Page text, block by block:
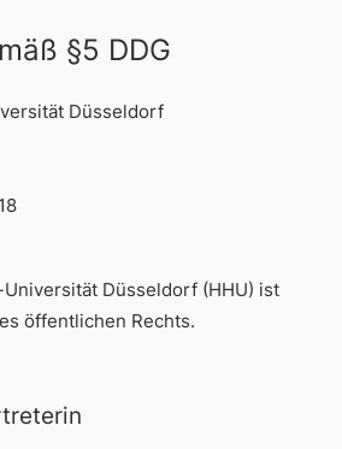
§5 DDG
Düsseldorf
Düsseldorf (HHU) ist
öffentlichen Rechts.